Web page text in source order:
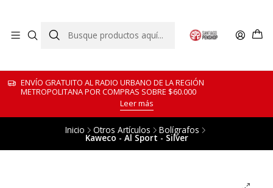
ENVÍO GRATUITO AL RADIO URBANO DE LA REGIÓN
METROPOLITANA POR COMPRAS SOBRE $60.000
Leer más
Inicio Otros Artículos Bolígrafos
Kaweco - Al Sport - Silver